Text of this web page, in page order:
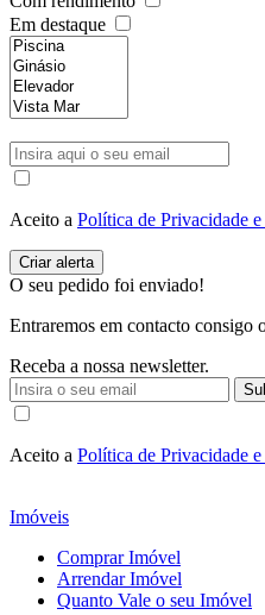
Em destaque
Aceito a Política de Privacidade
O seu pedido foi enviado!
Entraremos em contacto consigo
Receba a nossa newsletter.
Aceito a Política de Privacidade
Imóveis
Comprar Imóvel
Arrendar Imóvel
Quanto Vale o seu Imóvel